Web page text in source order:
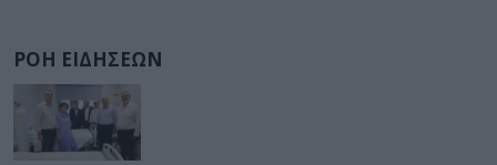
ΡΟΗ ΕΙΔΗΣΕΩΝ